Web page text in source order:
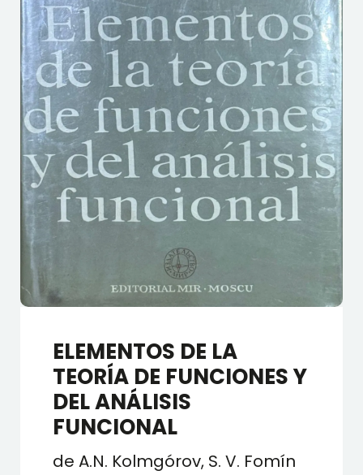
ELEMENTOS DE LA
TEORÍA DE FUNCIONES Y
DEL ANÁLISIS
FUNCIONAL
de A.N. Kolmgórov, S. V. Fomín